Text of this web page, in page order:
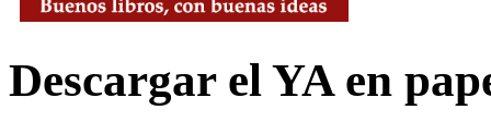
Descargar el YA en